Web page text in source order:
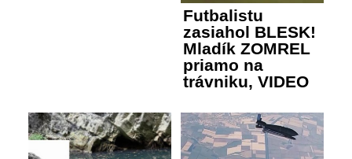
Futbalistu
zasiahol BLESK!
Mladík ZOMREL
priamo na
trávniku, VIDEO